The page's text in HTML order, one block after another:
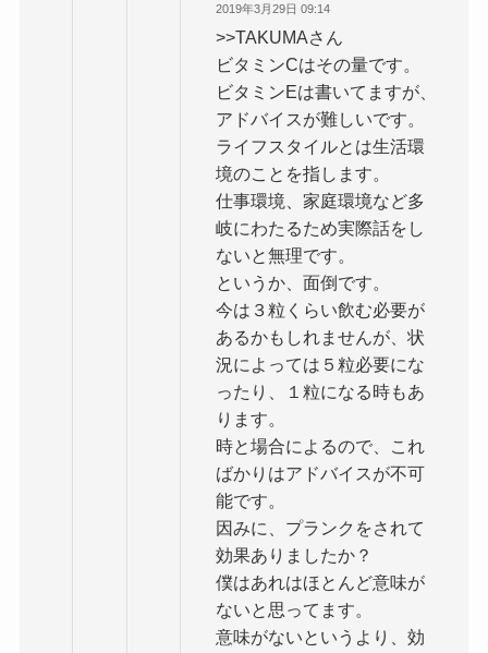
2019年3月29日 09:14
>>TAKUMAさん
ビタミンCはその量です。
ビタミンEは書いてますが、
アドバイスが難しいです。
ライフスタイルとは生活環
境のことを指します。
仕事環境、家庭環境など多
岐にわたるため実際話をし
ないと無理です。
というか、面倒です。
今は３粒くらい飲む必要が
あるかもしれませんが、状
況によっては５粒必要にな
ったり、１粒になる時もあ
ります。
時と場合によるので、これ
ばかりはアドバイスが不可
能です。
因みに、プランクをされて
効果ありましたか？
僕はあれはほとんど意味が
ないと思ってます。
意味がないというより、効